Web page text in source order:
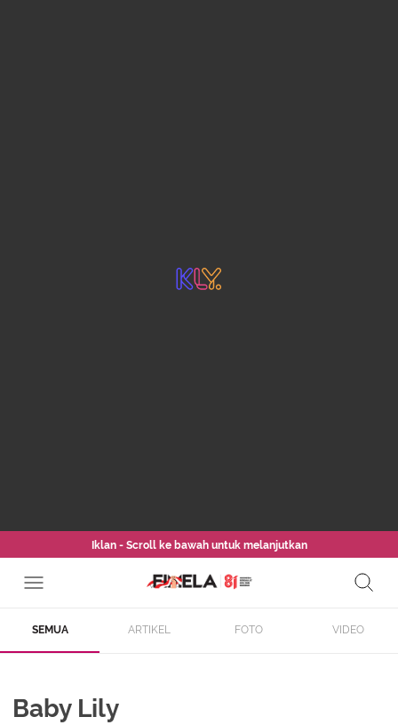
Iklan - Scroll ke bawah untuk melanjutkan
SEMUA ARTIKEL FOTO VIDEO
Baby Lily